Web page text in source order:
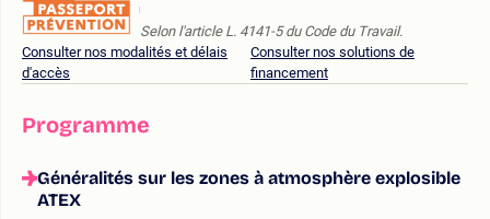
Selon l'article L. 4141-5 du Code du Travail.
Consulter nos modalités et délais
d'accès
Consulter nos solutions de
financement
Programme
Généralités sur les zones à atmosphère explosible
ATEX